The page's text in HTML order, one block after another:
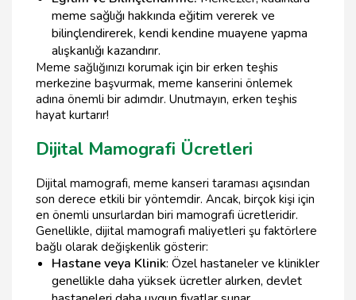
meme sağlığı hakkında eğitim vererek ve
bilinçlendirerek, kendi kendine muayene yapma
alışkanlığı kazandırır.
Meme sağlığınızı korumak için bir erken teşhis
merkezine başvurmak, meme kanserini önlemek
adına önemli bir adımdır. Unutmayın, erken teşhis
hayat kurtarır!
Dijital Mamografi Ücretleri
Dijital mamografi, meme kanseri taraması açısından
son derece etkili bir yöntemdir. Ancak, birçok kişi için
en önemli unsurlardan biri mamografi ücretleridir.
Genellikle, dijital mamografi maliyetleri şu faktörlere
bağlı olarak değişkenlik gösterir:
Hastane veya Klinik: Özel hastaneler ve klinikler
genellikle daha yüksek ücretler alırken, devlet